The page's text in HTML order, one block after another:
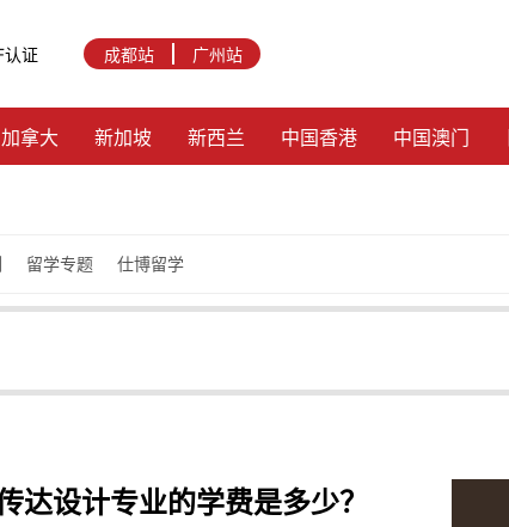
认证 成都站 广州站
加拿大 新加坡 新西兰 中国香港 中国澳门
留学专题 仕博留学
达设计专业的学费是多少？